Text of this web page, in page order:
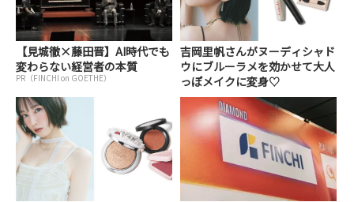
【見城徹×藤田晋】AI時代でも
変わらない経営者の本質
PR（FINCHI on GOETHE）
吉岡里帆さんがヌーディシャド
ウにブルーラメを効かせて大人
っぽメイクに変身♡